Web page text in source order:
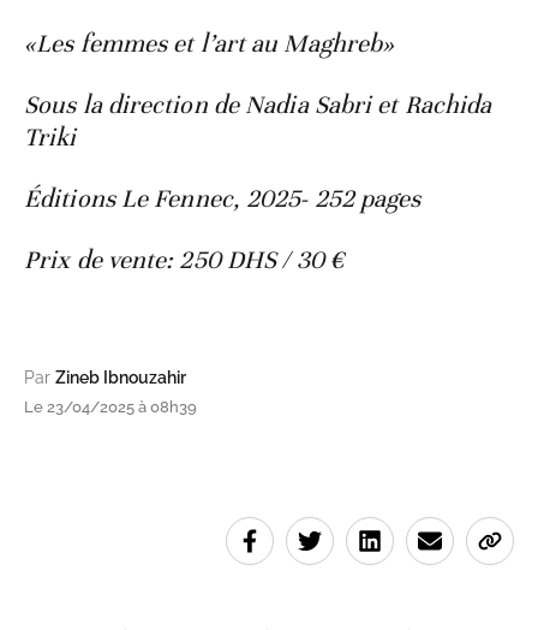
«Les femmes et l’art au Maghreb»
Sous la direction de Nadia Sabri et Rachida
Triki
Éditions Le Fennec, 2025- 252 pages
Prix de vente: 250 DHS / 30 €
Par Zineb Ibnouzahir
Le 23/04/2025 à 08h39